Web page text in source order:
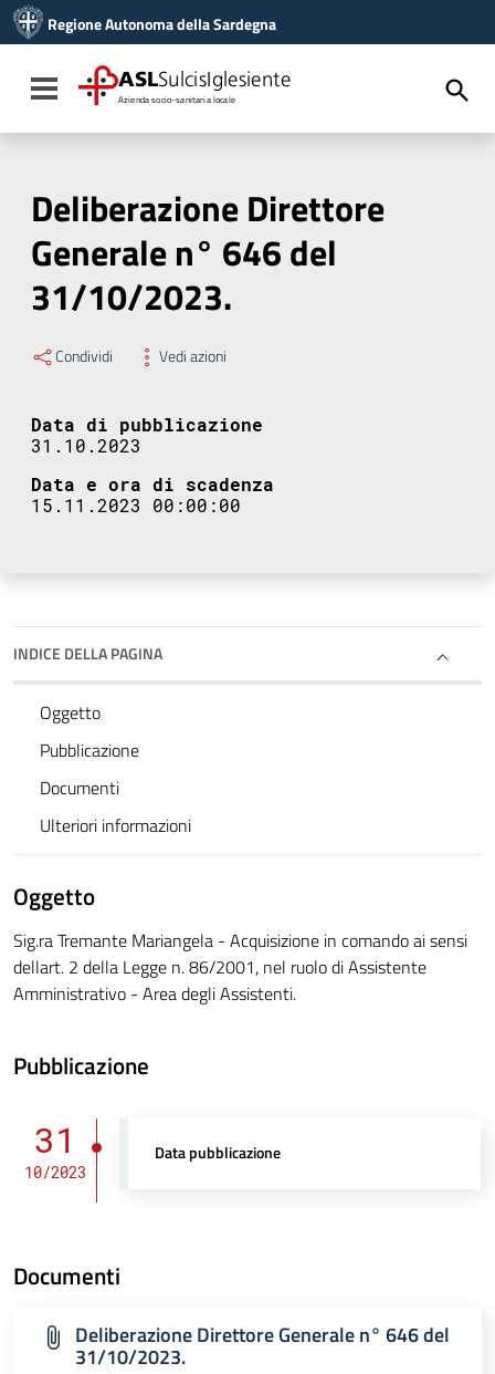
Vai al menu di navigazione
Vai al footer
Regione Autonoma della Sardegna
Toggle navigation
ASLSulcisIglesiente
Azienda socio-sanitaria locale
Deliberazione Direttore
Generale n° 646 del
31/10/2023.
Condividi Vedi azioni
Data di pubblicazione
31.10.2023
Data e ora di scadenza
15.11.2023 00:00:00
INDICE DELLA PAGINA
Oggetto
Pubblicazione
Documenti
Ulteriori informazioni
Oggetto
Sig.ra Tremante Mariangela - Acquisizione in comando ai sensi
dellart. 2 della Legge n. 86/2001, nel ruolo di Assistente
Amministrativo - Area degli Assistenti.
Pubblicazione
31
10/2023
Data pubblicazione
Documenti
Deliberazione Direttore Generale n° 646 del
31/10/2023.